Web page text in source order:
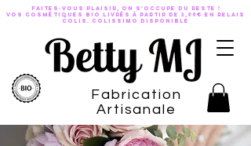
Faites-vous plaisir, on s'occupe du reste !
VOS COSMÉTIQUES BIO LIVRÉS À PARTIR DE 3,99€ EN RELAIS
COLis. Colissimo disponible
Fabrication
Artisanale